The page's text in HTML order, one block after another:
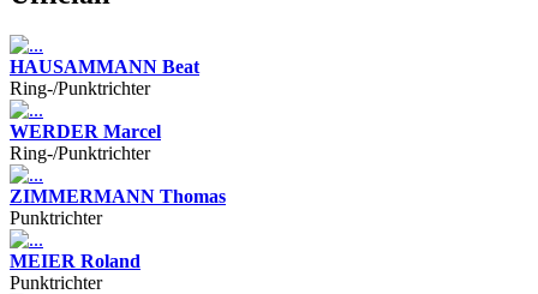
HAUSAMMANN Beat
Ring-/Punktrichter
WERDER Marcel
Ring-/Punktrichter
ZIMMERMANN Thomas
Punktrichter
MEIER Roland
Punktrichter